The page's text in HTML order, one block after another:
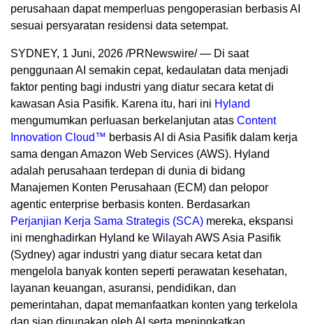
perusahaan dapat memperluas pengoperasian berbasis AI
sesuai persyaratan residensi data setempat.
SYDNEY, 1 Juni, 2026 /PRNewswire/ — Di saat
penggunaan AI semakin cepat, kedaulatan data menjadi
faktor penting bagi industri yang diatur secara ketat di
kawasan Asia Pasifik. Karena itu, hari ini Hyland
mengumumkan perluasan berkelanjutan atas Content
Innovation Cloud™ berbasis AI di Asia Pasifik dalam kerja
sama dengan Amazon Web Services (AWS). Hyland
adalah perusahaan terdepan di dunia di bidang
Manajemen Konten Perusahaan (ECM) dan pelopor
agentic enterprise berbasis konten. Berdasarkan
Perjanjian Kerja Sama Strategis (SCA) mereka, ekspansi
ini menghadirkan Hyland ke Wilayah AWS Asia Pasifik
(Sydney) agar industri yang diatur secara ketat dan
mengelola banyak konten seperti perawatan kesehatan,
layanan keuangan, asuransi, pendidikan, dan
pemerintahan, dapat memanfaatkan konten yang terkelola
dan siap digunakan oleh AI serta meningkatkan